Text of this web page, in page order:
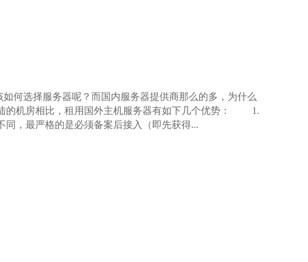
何选择服务器呢？而国内服务器提供商那么的多，为什么
机房相比，租用国外主机服务器有如下几个优势： 1.
，最严格的是必须备案后接入（即先获得...